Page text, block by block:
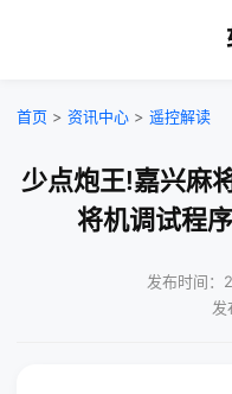
首页 > 资讯中心 > 遥控解读
少点炮王!嘉兴麻
将机调试程
发布时间
发